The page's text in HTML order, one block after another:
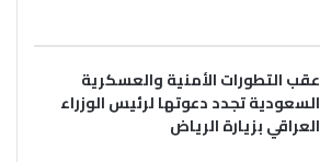
عقب التطورات الأمنية والعسكرية
السعودية تجدد دعوتها لرئيس الوزراء
العراقي بزيارة الرياض